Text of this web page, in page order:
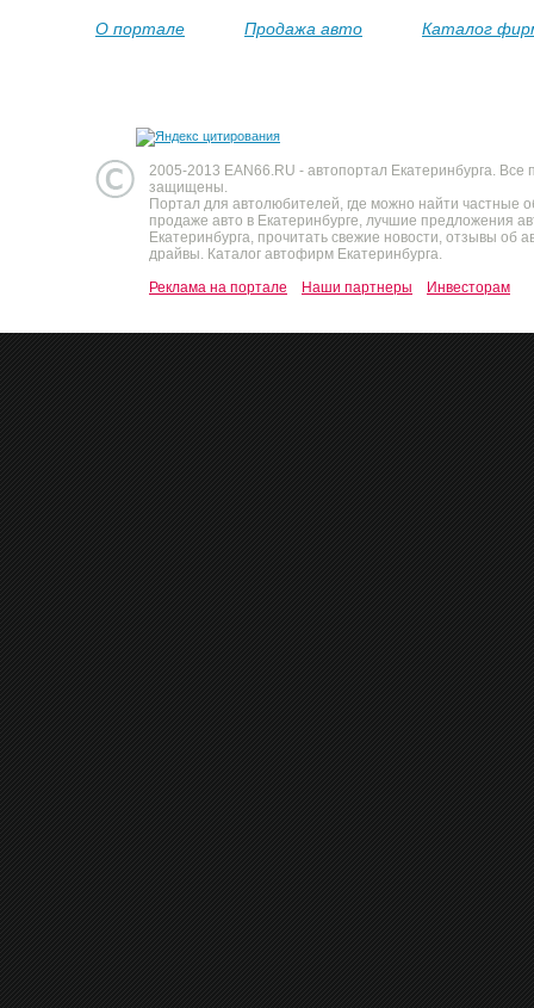
О портале Продажа авто Каталог
2005-2013 EAN66.RU - автопортал Екатеринбурга. Все
защищены.
Портал для автолюбителей, где можно найти частные
продаже авто в Екатеринбурге, лучшие предложения
Екатеринбурга, прочитать свежие новости, отзывы об
драйвы. Каталог автофирм Екатеринбурга.
Реклама на портале
Наши партнеры Инвесторам